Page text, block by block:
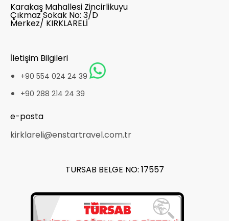
Karakaş Mahallesi Zincirlikuyu
Çıkmaz Sokak No: 3/D
Merkez/ KIRKLARELİ
İletişim Bilgileri
+90 554 024 24 39
+90 288 214 24 39
e-posta
kirklareli@enstartravel.com.tr
TURSAB BELGE NO: 17557